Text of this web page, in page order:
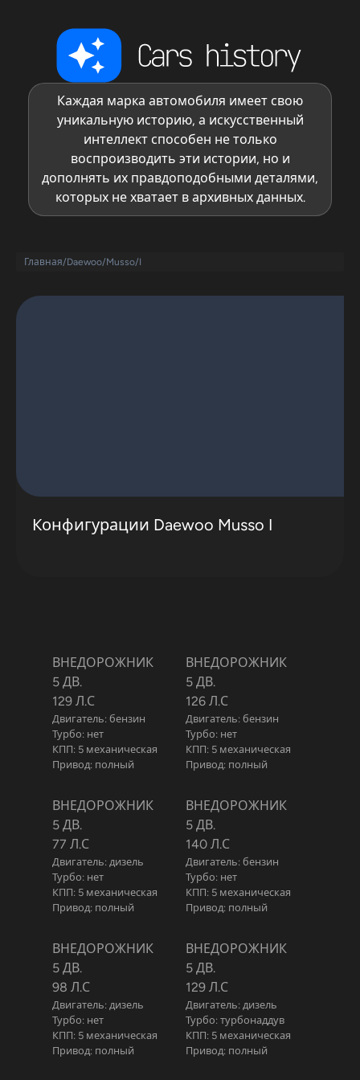
Каждая марка автомобиля имеет свою
уникальную историю, а искусственный
интеллект способен не только
воспроизводить эти истории, но и
дополнять их правдоподобными деталями,
которых не хватает в архивных данных.
Главная/Daewoo/Musso/I
Конфигурации Daewoo Musso I
ВНЕДОРОЖНИК
5 ДВ.
129 Л.С
Двигатель: бензин
Турбо: нет
КПП: 5 механическая
Привод: полный
ВНЕДОРОЖНИК
5 ДВ.
126 Л.С
Двигатель: бензин
Турбо: нет
КПП: 5 механическая
Привод: полный
ВНЕДОРОЖНИК
5 ДВ.
77 Л.С
Двигатель: дизель
Турбо: нет
КПП: 5 механическая
Привод: полный
ВНЕДОРОЖНИК
5 ДВ.
140 Л.С
Двигатель: бензин
Турбо: нет
КПП: 5 механическая
Привод: полный
ВНЕДОРОЖНИК
5 ДВ.
98 Л.С
Двигатель: дизель
Турбо: нет
КПП: 5 механическая
Привод: полный
ВНЕДОРОЖНИК
5 ДВ.
129 Л.С
Двигатель: дизель
Турбо: турбонаддув
КПП: 5 механическая
Привод: полный